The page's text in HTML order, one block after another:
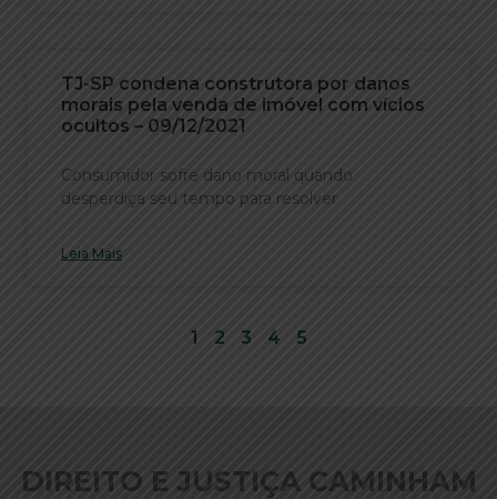
TJ-SP condena construtora por danos
morais pela venda de imóvel com vícios
ocultos – 09/12/2021
Consumidor sofre dano moral quando
desperdiça seu tempo para resolver
Leia Mais
1 2 3 4 5
DIREITO E JUSTIÇA CAMINHAM